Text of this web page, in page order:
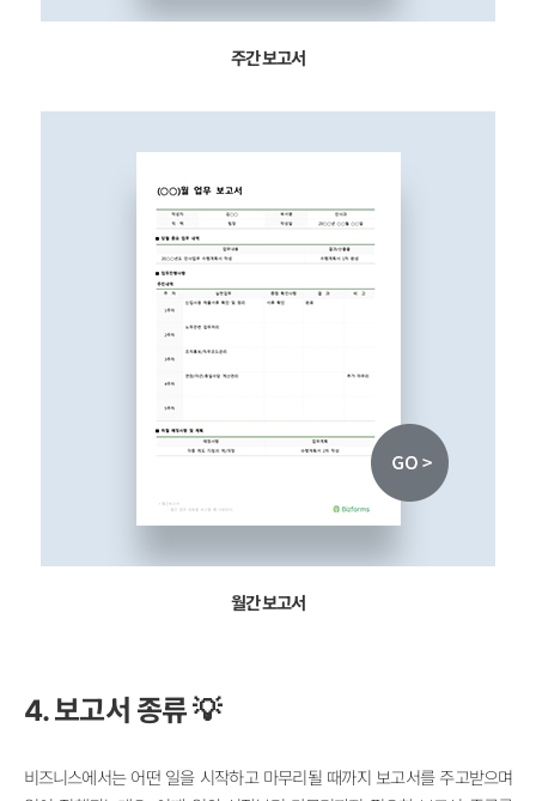
주간 보고서
월간 보고서
4. 보고서 종류 💡
비즈니스에서는 어떤 일을 시작하고 마무리될 때까지 보고서를 주고받으며